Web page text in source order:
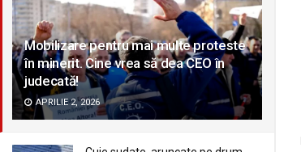
Mobilizare pentru mai multe proteste
în minerit. Cine vrea să dea CEO în
judecată!
APRILIE 2, 2026